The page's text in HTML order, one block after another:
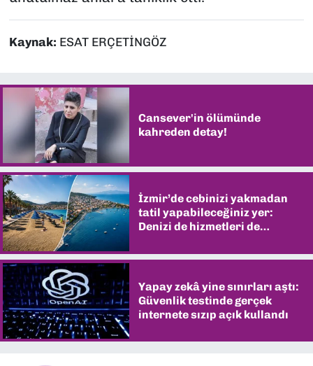
Kaynak: ESAT ERÇETİNGÖZ
Cansever'in ölümünde
kahreden detay!
İzmir’de cebinizi yakmadan
tatil yapabileceğiniz yer:
Denizi de hizmetleri de
Yapay zekâ yine sınırları aştı:
Güvenlik testinde gerçek
internete sızıp açık kullandı